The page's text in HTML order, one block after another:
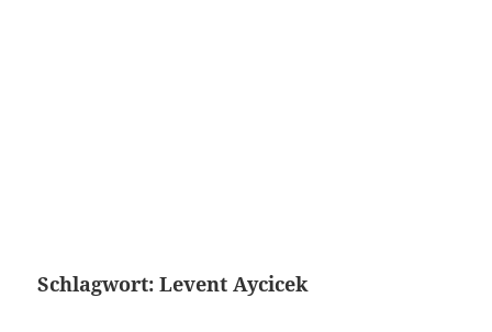
Schlagwort:Levent Aycicek